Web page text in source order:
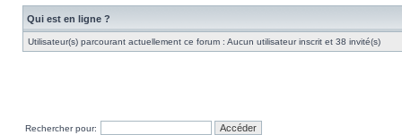
Qui est en ligne ?
Utilisateur(s) parcourant actuellement ce forum : Aucun utilisateur inscrit et 38 invité(s)
Rechercher pour: